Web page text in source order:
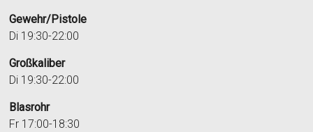
Gewehr/Pistole
Di 19:30-22:00
Großkaliber
Di 19:30-22:00
Blasrohr
Fr 17:00-18:30